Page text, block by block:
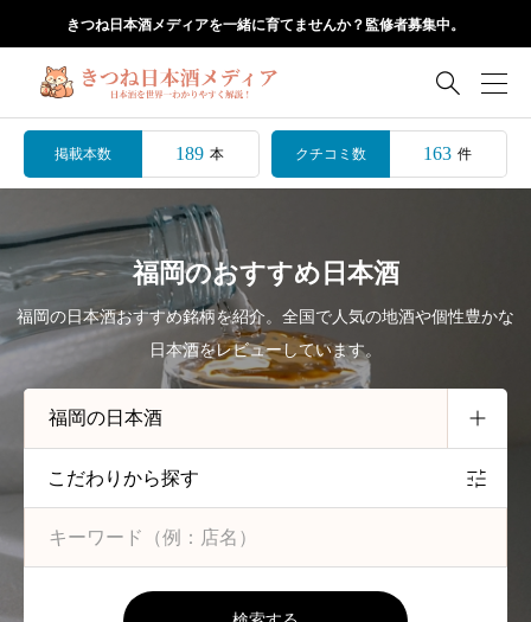
きつね日本酒メディアを一緒に育てませんか？監修者募集中。

掲載本数 189 本 クチコミ数 163 件
福岡のおすすめ日本酒
福岡の日本酒おすすめ銘柄を紹介。全国で人気の地酒や個性豊かな
日本酒をレビューしています。
こだわりから探す